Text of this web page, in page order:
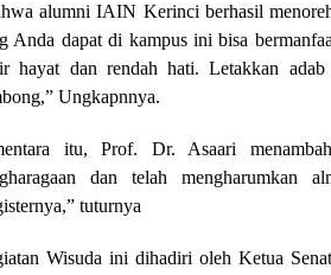
alumni IAIN Kerinci berhasil
Anda dapat di kampus ini bisa
hayat dan rendah hati. Letakkan
Ungkapnnya.
itu, Prof. Dr. Asaari
dan telah mengharumkan
tuturnya
Wisuda ini dihadiri oleh Ketua